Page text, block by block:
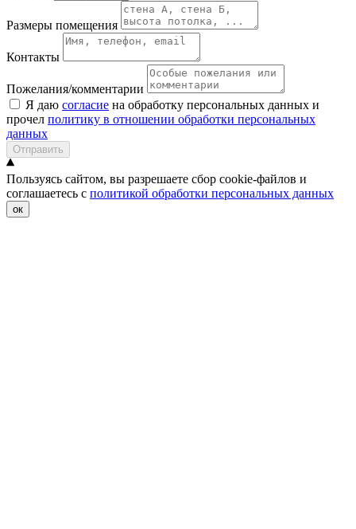
Размеры помещения
Контакты
Пожелания/комментарии
Я даю согласие на обработку персональных данных и
прочел политику в отношении обработки персональных
данных
Отправить
Пользуясь сайтом, вы разрешаете сбор cookie-файлов и
соглашаетесь с политикой обработки персональных данных
ок